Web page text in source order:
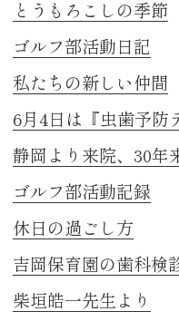
とうもろこしの季節
ゴルフ部活動日記
私たちの新しい仲間
ゴルフ部活動記録
休日の過ごし方
吉岡保育園の歯科検
柴垣皓一先生より